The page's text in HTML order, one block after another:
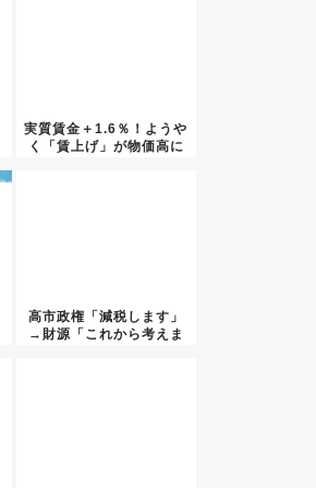
実質賃金＋1.6％！ようや
く「賃上げ」が物価高に
高市政権「減税します」
→財源「これから考えま